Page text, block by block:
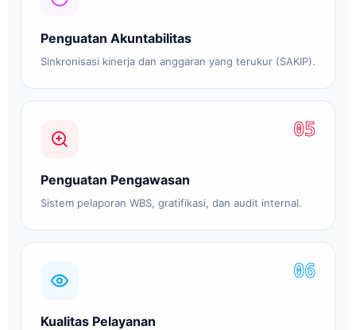
Penguatan Akuntabilitas
Sinkronisasi kinerja dan anggaran yang terukur (SAKIP).
05
Penguatan Pengawasan
Sistem pelaporan WBS, gratifikasi, dan audit internal.
06
Kualitas Pelayanan